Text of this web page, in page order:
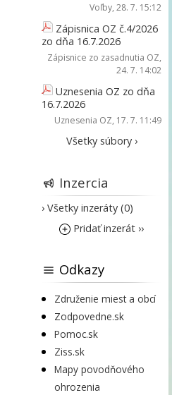
Voľby, 28. 7. 15:12
Zápisnica OZ č.4/2026
zo dňa 16.7.2026
Zápisnice zo zasadnutia OZ,
24. 7. 14:02
Uznesenia OZ zo dňa
16.7.2026
Uznesenia OZ, 17. 7. 11:49
Všetky súbory ›
Inzercia
› Všetky inzeráty (0)
Pridať inzerát ››
Odkazy
Združenie miest a obcí
Zodpovedne.sk
Pomoc.sk
Ziss.sk
Mapy povodňového
ohrozenia